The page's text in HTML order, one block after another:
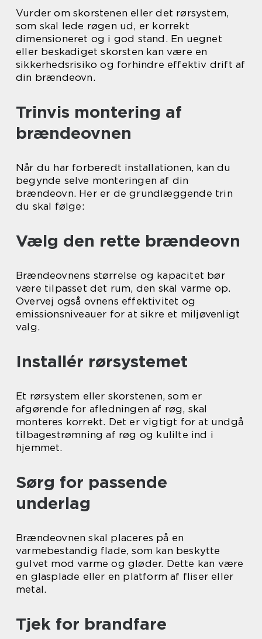
Vurder om skorstenen eller det rørsystem,
som skal lede røgen ud, er korrekt
dimensioneret og i god stand. En uegnet
eller beskadiget skorsten kan være en
sikkerhedsrisiko og forhindre effektiv drift af
din brændeovn.
Trinvis montering af
brændeovnen
Når du har forberedt installationen, kan du
begynde selve monteringen af din
brændeovn. Her er de grundlæggende trin
du skal følge:
Vælg den rette brændeovn
Brændeovnens størrelse og kapacitet bør
være tilpasset det rum, den skal varme op.
Overvej også ovnens effektivitet og
emissionsniveauer for at sikre et miljøvenligt
valg.
Installér rørsystemet
Et rørsystem eller skorstenen, som er
afgørende for afledningen af røg, skal
monteres korrekt. Det er vigtigt for at undgå
tilbagestrømning af røg og kulilte ind i
hjemmet.
Sørg for passende
underlag
Brændeovnen skal placeres på en
varmebestandig flade, som kan beskytte
gulvet mod varme og gløder. Dette kan være
en glasplade eller en platform af fliser eller
metal.
Tjek for brandfare